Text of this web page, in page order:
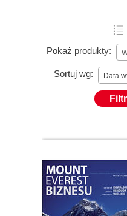
Pokaż produkty:
Sortuj wg: Data